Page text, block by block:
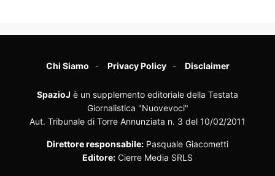
Chi Siamo Privacy Policy Disclaimer
SpazioJ è un supplemento editoriale della Testata
Giornalistica "Nuovevoci"
Aut. Tribunale di Torre Annunziata n. 3 del 10/02/2011
Direttore responsabile: Pasquale Giacometti
Editore: Cierre Media SRLS